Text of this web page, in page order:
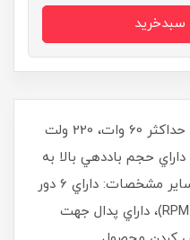
توان مصرفی كم مصرف با توان حداكثر 60 وات، 220 ولت
داراي حجم باددهي بالا به
ميزان 56 مترمكعب بر دقيقه، سایر مشخصات: داراي 6 دور
متفاوت پروانه (از 550 تا RPM 1200)، داراي پدال جهت